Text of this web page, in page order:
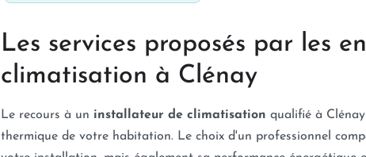
Les services proposés par les
climatisation à Clénay
Le recours à un installateur de climatisation qualifié à
thermique de votre habitation. Le choix d'un professionnel